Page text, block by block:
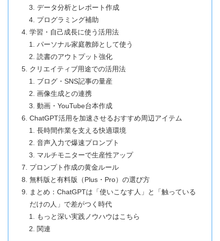
データ分析とレポート作成
プログラミング補助
学習・自己成長に使う活用法
パーソナル家庭教師として使う
読書のアウトプット強化
クリエイティブ用途での活用法
ブログ・SNS記事の量産
画像生成との連携
動画・YouTube台本作成
ChatGPT活用を加速させるおすすめ周辺アイテム
長時間作業を支える快適環境
音声入力で爆速プロンプト
マルチモニターで生産性アップ
プロンプト作成の黄金ルール
無料版と有料版（Plus・Pro）の選び方
まとめ：ChatGPTは「使いこなす人」と「触っている
だけの人」で差がつく時代
もっと深い実践ノウハウはこちら
関連